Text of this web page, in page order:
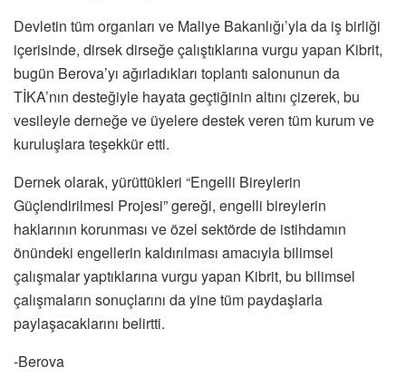
Devletin tüm organları ve Maliye Bakanlığı’yla da iş birliği
içerisinde, dirsek dirseğe çalıştıklarına vurgu yapan Kibrit,
bugün Berova’yı ağırladıkları toplantı salonunun da
TİKA’nın desteğiyle hayata geçtiğinin altını çizerek, bu
vesileyle derneğe ve üyelere destek veren tüm kurum ve
kuruluşlara teşekkür etti.
Dernek olarak, yürüttükleri “Engelli Bireylerin
Güçlendirilmesi Projesi” gereği, engelli bireylerin
haklarının korunması ve özel sektörde de istihdamın
önündeki engellerin kaldırılması amacıyla bilimsel
çalışmalar yaptıklarına vurgu yapan Kibrit, bu bilimsel
çalışmaların sonuçlarını da yine tüm paydaşlarla
paylaşacaklarını belirtti.
-Berova